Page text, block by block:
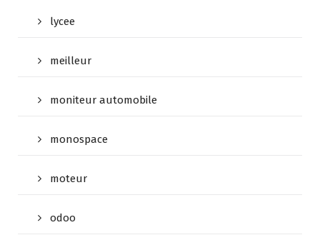
lycee
meilleur
moniteur automobile
monospace
moteur
odoo